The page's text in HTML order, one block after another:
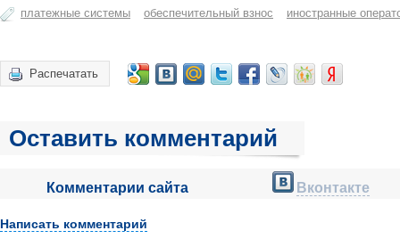
платежные системы обеспечительный взнос иностранные
Распечатать
Оставить комментарий
Комментарии сайта Вконтакте
Написать комментарий